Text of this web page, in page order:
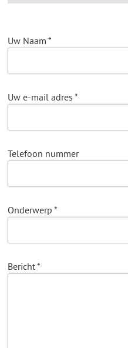
Uw Naam *
Uw e-mail adres *
Telefoon nummer
Onderwerp *
Bericht*